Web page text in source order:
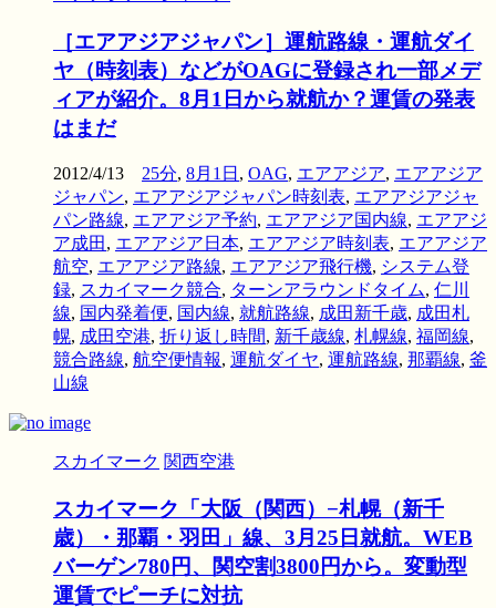
［エアアジアジャパン］運航路線・運航ダイ
ヤ（時刻表）などがOAGに登録され一部メデ
ィアが紹介。8月1日から就航か？運賃の発表
はまだ
2012/4/13 25分, 8月1日 , OAG, エアアジア, エアアジア
ジャパン, エアアジアジャパン時刻表, エアアジアジャ
パン路線, エアアジア予約, エアアジア国内線, エアアジ
ア成田 , エアアジア日本, エアアジア時刻表, エアアジア
航空, エアアジア路線, エアアジア飛行機, システム登
録, スカイマーク競合, ターンアラウンドタイム, 仁川
線, 国内発着便, 国内線, 就航路線, 成田新千歳, 成田札
幌, 成田空港, 折り返し時間, 新千歳線, 札幌線, 福岡線,
競合路線, 航空便情報, 運航ダイヤ, 運航路線, 那覇線, 釜
山線
スカイマーク 関西空港
スカイマーク「大阪（関西）−札幌（新千
歳）・那覇・羽田」線、3月25日就航。WEB
バーゲン780円、関空割3800円から。変動型
運賃でピーチに対抗